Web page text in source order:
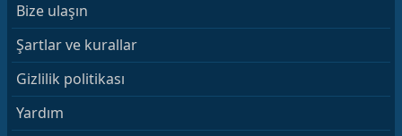
Bize ulaşın
Şartlar ve kurallar
Gizlilik politikası
Yardım